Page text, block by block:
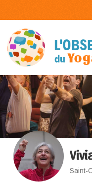
Saint-